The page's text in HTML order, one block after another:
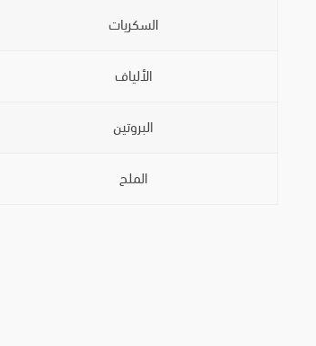
السكريات
الألياف
البروتين
الملح